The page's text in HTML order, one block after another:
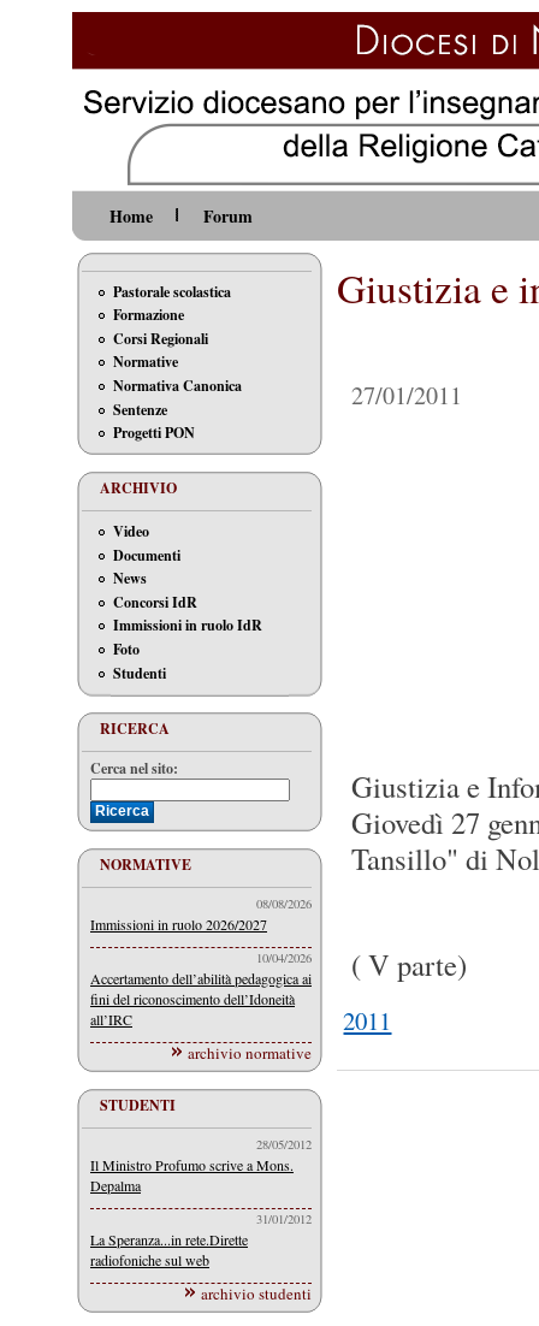
Home Forum
Pastorale scolastica
Formazione
Corsi Regionali
Normative
Normativa Canonica
Sentenze
Progetti PON
ARCHIVIO
Video
Documenti
News
Concorsi IdR
Immissioni in ruolo IdR
Foto
Studenti
RICERCA
Cerca nel sito:
NORMATIVE
08/08/2026
Immissioni in ruolo 2026/2027
10/04/2026
Accertamento dell’abilità pedagogica ai
fini del riconoscimento dell’Idoneità
all’IRC
archivio normative
STUDENTI
28/05/2012
Il Ministro Profumo scrive a Mons.
Depalma
31/01/2012
La Speranza...in rete.Dirette
radiofoniche sul web
archivio studenti
Giustizia e
27/01/2011
Giustizia e
Giovedì 27
Tansillo" di
( V parte)
2011